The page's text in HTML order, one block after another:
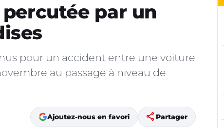
par un
pour un accident entre une voiture
au passage à niveau de
Ajoutez-nous en favori share Partager